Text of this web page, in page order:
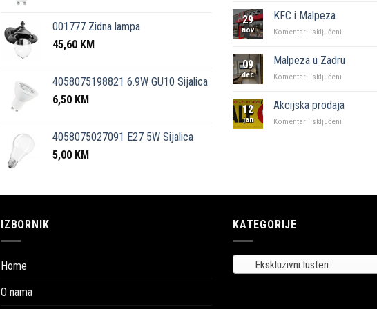
001777 Zidna lampa
45,60 KM
4058075198821 6.9W GU10 Sijalica
6,50 KM
4058075027091 E27 5W Sijalica
5,00 KM
29
nov
KFC i Malpeza
Komentari isključeni
Malpeza
09
dec
Malpeza u Zadru
Komentari isključeni
Zadru
12
jan
Akcijska prodaja
Komentari isključeni
IZBORNIK
Home
O nama
KATEGORIJE
Ekskluzivni lusteri